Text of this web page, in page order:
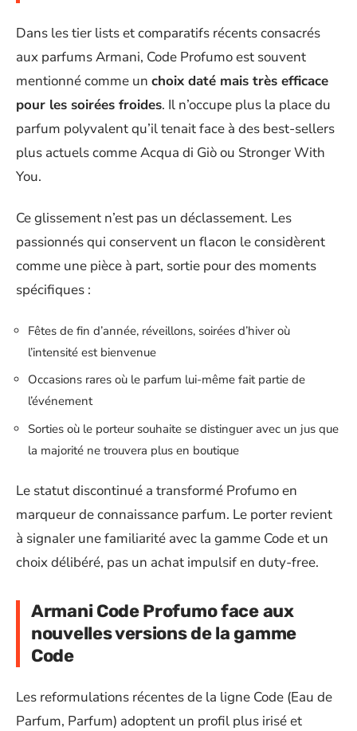
Dans les tier lists et comparatifs récents consacrés
aux parfums Armani, Code Profumo est souvent
mentionné comme un choix daté mais très efficace
pour les soirées froides. Il n’occupe plus la place du
parfum polyvalent qu’il tenait face à des best-sellers
plus actuels comme Acqua di Giò ou Stronger With
You.
Ce glissement n’est pas un déclassement. Les
passionnés qui conservent un flacon le considèrent
comme une pièce à part, sortie pour des moments
spécifiques :
Fêtes de fin d’année, réveillons, soirées d’hiver où
l’intensité est bienvenue
Occasions rares où le parfum lui-même fait partie de
l’événement
Sorties où le porteur souhaite se distinguer avec un jus que
la majorité ne trouvera plus en boutique
Le statut discontinué a transformé Profumo en
marqueur de connaissance parfum. Le porter revient
à signaler une familiarité avec la gamme Code et un
choix délibéré, pas un achat impulsif en duty-free.
Armani Code Profumo face aux
nouvelles versions de la gamme
Code
Les reformulations récentes de la ligne Code (Eau de
Parfum, Parfum) adoptent un profil plus irisé et